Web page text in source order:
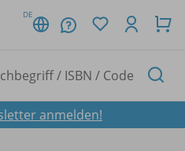
DE
anmelden!